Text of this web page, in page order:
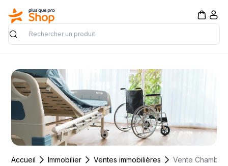
Rechercher
Accueil Immobilier Ventes immobilières